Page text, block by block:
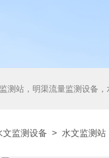
测站，明渠流量监测设备
文监测设备 > 水文监测站